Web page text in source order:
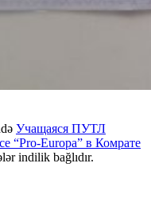
Учащаяся ПУТЛ
“Pro-Europa” в Комрате
indilik bağlıdır.